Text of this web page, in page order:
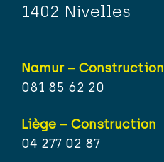
1402 Nivelles
Namur – Construction
081 85 62 20
Liège – Construction
04 277 02 87